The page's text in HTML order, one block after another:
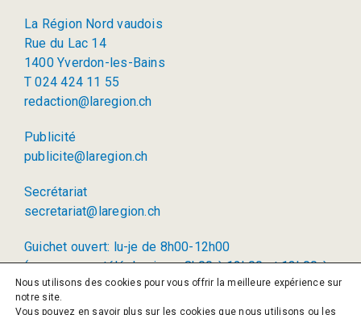
La Région Nord vaudois
Rue du Lac 14
1400 Yverdon-les-Bains
T 024 424 11 55
redaction@laregion.ch
Publicité
publicite@laregion.ch
Secrétariat
secretariat@laregion.ch
Guichet ouvert: lu-je de 8h00-12h00
(permanence téléphonique: 8h00 à 12h00 et 13h00 à
17h00)
Nous utilisons des cookies pour vous offrir la meilleure expérience sur
notre site.
Vous pouvez en savoir plus sur les cookies que nous utilisons ou les